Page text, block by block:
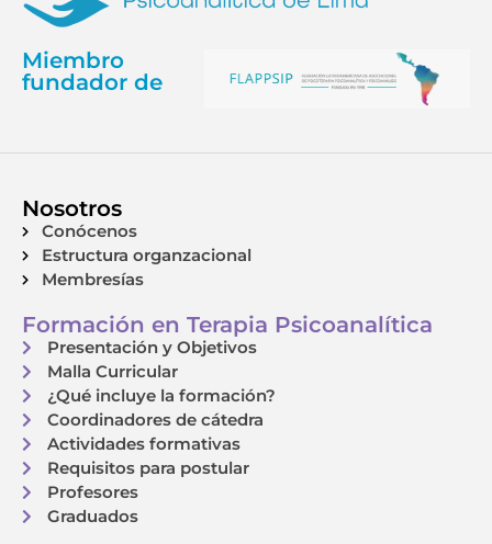
Miembro
fundador de
Nosotros
Conócenos
Estructura organzacional
Membresías
Formación en Terapia Psicoanalítica
Presentación y Objetivos
Malla Curricular
¿Qué incluye la formación?
Coordinadores de cátedra
Actividades formativas
Requisitos para postular
Profesores
Graduados